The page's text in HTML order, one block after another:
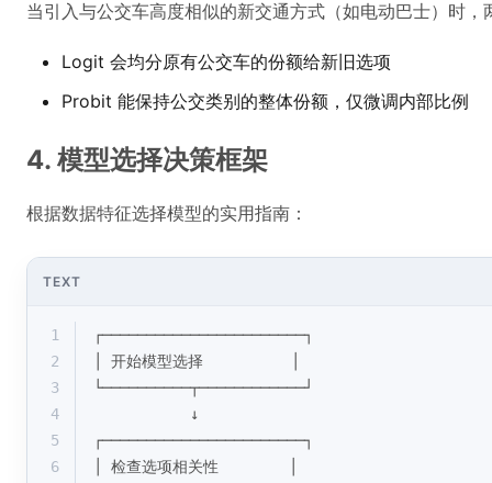
当引入与公交车高度相似的新交通方式（如电动巴士）时
Logit 会均分原有公交车的份额给新旧选项
Probit 能保持公交类别的整体份额，仅微调内部比例
4. 模型选择决策框架
根据数据特征选择模型的实用指南：
TEXT
1
┌───────────────────────┐
2
│ 开始模型选择          │
3
└──────────┬────────────┘
4
           ↓
5
┌───────────────────────┐
6
│ 检查选项相关性        │